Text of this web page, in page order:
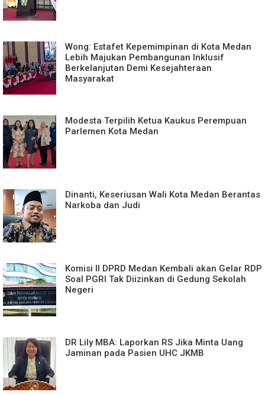
Wong: Estafet Kepemimpinan di Kota Medan
Lebih Majukan Pembangunan Inklusif
Berkelanjutan Demi Kesejahteraan
Masyarakat
Modesta Terpilih Ketua Kaukus Perempuan
Parlemen Kota Medan
Dinanti, Keseriusan Wali Kota Medan Berantas
Narkoba dan Judi
Komisi II DPRD Medan Kembali akan Gelar RDP
Soal PGRI Tak Diizinkan di Gedung Sekolah
Negeri
DR Lily MBA: Laporkan RS Jika Minta Uang
Jaminan pada Pasien UHC JKMB